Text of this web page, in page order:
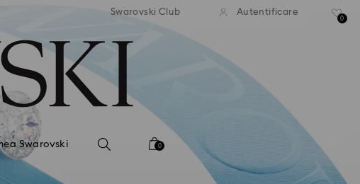
Livrare gratuită la comenzi de peste 500
Livrare gratuită la comenzi
Swarovski Club Autentificare
0
Swarovski 0